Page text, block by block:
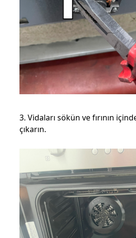
3. Vidaları sökün ve fırının
çıkarın.